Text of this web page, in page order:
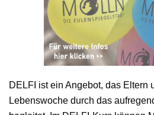
DELFI ist ein Angebot, das Eltern
Lebenswoche durch das